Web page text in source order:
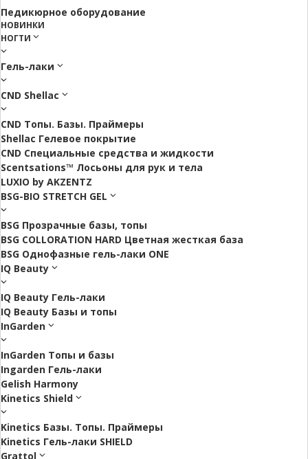
Педикюрное оборудование
НОВИНКИ
НОГТИ
Гель-лаки
CND Shellac
CND Топы. Базы. Праймеры
Shellac Гелевое покрытие
CND Специальные средства и жидкости
Scentsations™ Лосьоны для рук и тела
LUXIO by AKZENTZ
BSG-BIO STRETCH GEL
BSG Прозрачные базы, топы
BSG COLLORATION HARD Цветная жесткая база
BSG Однофазные гель-лаки ONE
IQ Beauty
IQ Beauty Гель-лаки
IQ Beauty Базы и топы
InGarden
InGarden Топы и базы
Ingarden Гель-лаки
Gelish Harmony
Kinetics Shield
Kinetics Базы. Топы. Праймеры
Kinetics Гель-лаки SHIELD
Grattol